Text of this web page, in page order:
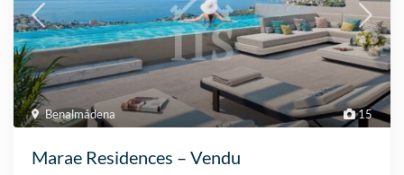
15
Benalmádena
Marae Residences – Vendu